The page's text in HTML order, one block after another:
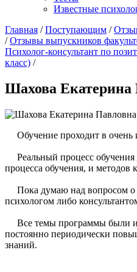
Известные
Главная /Поступающим /
/Отзывы выпускников
Психолог-консультант по
класс) /
Шахова Екатерина
Обучение проходит в очень
Реальный процесс обучения
процесса обучения, и методов
Пока думаю над вопросом о
психологом либо
Все темы программы были
постоянно периодически
знаний.